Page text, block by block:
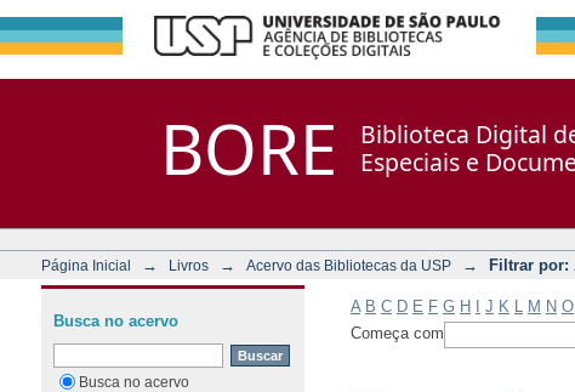
BORE
Biblioteca Digital
Especiais e
Página Inicial → Livros → Acervo das Bibliotecas da USP → Filtrar por:
A B C D E F G H J K M N O
Começa com
Busca no acervo
Busca no acervo